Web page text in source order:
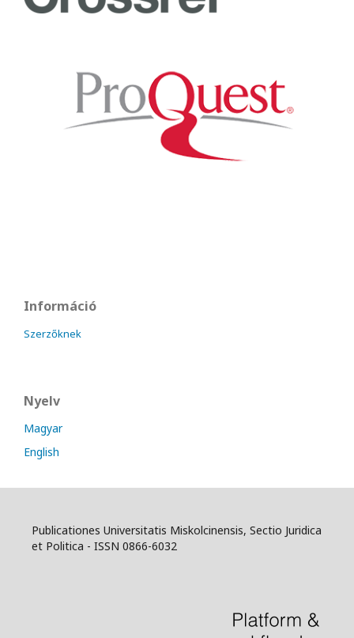
Információ
Szerzőknek
Nyelv
Magyar
English
Publicationes Universitatis Miskolcinensis, Sectio Juridica
et Politica - ISSN 0866-6032